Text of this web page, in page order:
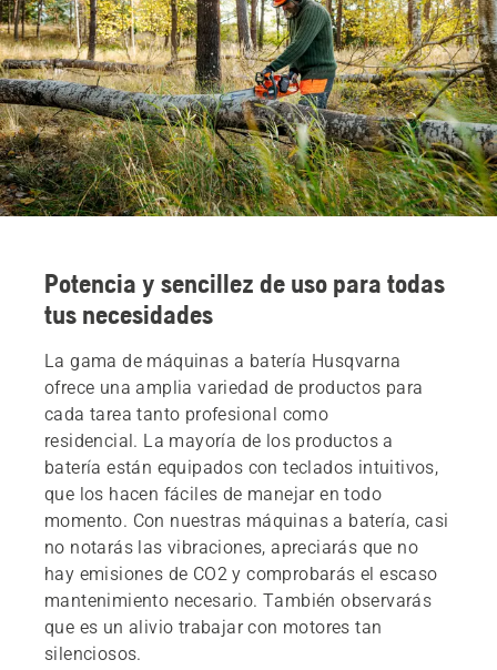
Potencia y sencillez de uso para todas
tus necesidades
La gama de máquinas a batería Husqvarna
ofrece una amplia variedad de productos para
cada tarea tanto profesional como
residencial. La mayoría de los productos a
batería están equipados con teclados intuitivos,
que los hacen fáciles de manejar en todo
momento. Con nuestras máquinas a batería, casi
no notarás las vibraciones, apreciarás que no
hay emisiones de CO2 y comprobarás el escaso
mantenimiento necesario. También observarás
que es un alivio trabajar con motores tan
silenciosos.